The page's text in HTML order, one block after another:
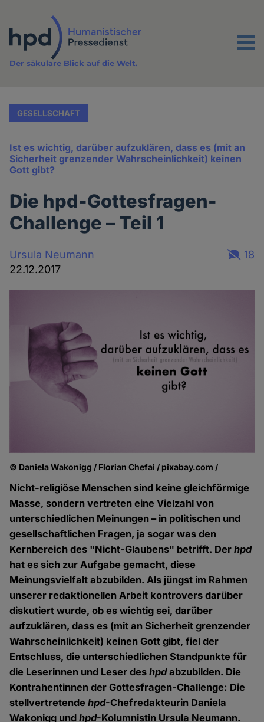
Inhalt
Menu
Der säkulare Blick auf die Welt.
GESELLSCHAFT
Ist es wichtig, darüber aufzuklären, dass es (mit an
Sicherheit grenzender Wahrscheinlichkeit) keinen
Gott gibt?
Die hpd-Gottesfragen-
Challenge – Teil 1
Ursula Neumann
22.12.2017
18
© Daniela Wakonigg / Florian Chefai / pixabay.com /
Nicht-religiöse Menschen sind keine gleichförmige
Masse, sondern vertreten eine Vielzahl von
unterschiedlichen Meinungen – in politischen und
gesellschaftlichen Fragen, ja sogar was den
Kernbereich des "Nicht-Glaubens" betrifft. Derhpd
hat es sich zur Aufgabe gemacht, diese
Meinungsvielfalt abzubilden. Als jüngst im Rahmen
unserer redaktionellen Arbeit kontrovers darüber
diskutiert wurde, ob es wichtig sei, darüber
aufzuklären, dass es (mit an Sicherheit grenzender
Wahrscheinlichkeit) keinen Gott gibt, fiel der
Entschluss, die unterschiedlichen Standpunkte für
die Leserinnen und Leser deshpdabzubilden. Die
Kontrahentinnen der Gottesfragen-Challenge: Die
stellvertretendehpd-Chefredakteurin Daniela
Wakonigg undhpd-Kolumnistin Ursula Neumann.